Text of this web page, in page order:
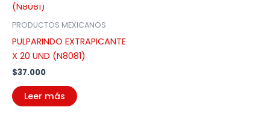
PRODUCTOS MEXICANOS
PULPARINDO EXTRAPICANTE
X 20 UND (N8081)
$37.000
Leer más